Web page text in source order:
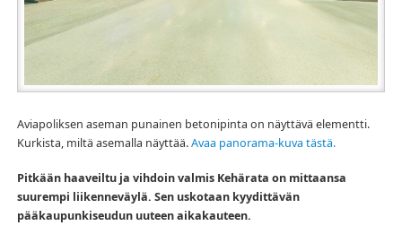
Aviapoliksen aseman punainen betonipinta on näyttävä elementti.
Kurkista, miltä asemalla näyttää.Avaa panorama-kuva tästä.
Pitkään haaveiltu ja vihdoin valmis Kehärata on mittaansa
suurempi liikenneväylä. Sen uskotaan kyydittävän
pääkaupunkiseudun uuteen aikakauteen.